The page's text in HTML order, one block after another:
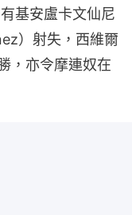
基安盧卡文仙尼
）射失，西維爾
，亦令摩連奴在